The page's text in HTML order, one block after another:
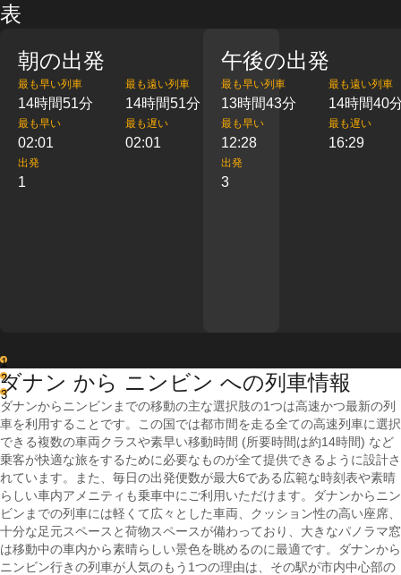
表
朝の出発
最も早い列車
14時間51分
最も遠い列車
14時間51分
最も早い
02:01
最も遅い
02:01
出発
1
午後の出発
最も早い列車
13時間43分
最も遠い列車
14時間40
最も早い
12:28
最も遅い
16:29
出発
3
1
2
3
ダナン から ニンビン への列車情報
ダナンからニンビンまでの移動の主な選択肢の1つは高速かつ最新の列
車を利用することです。この国では都市間を走る全ての高速列車に選択
できる複数の車両クラスや素早い移動時間 (所要時間は約14時間) など
乗客が快適な旅をするために必要なものが全て提供できるように設計さ
れています。また、毎日の出発便数が最大6である広範な時刻表や素晴
らしい車内アメニティも乗車中にご利用いただけます。ダナンからニン
ビンまでの列車には軽くて広々とした車両、クッション性の高い座席、
十分な足元スペースと荷物スペースが備わっており、大きなパノラマ窓
は移動中の車内から素晴らしい景色を眺めるのに最適です。ダナンから
ニンビン行きの列車が人気のもう1つの理由は、その駅が市内中心部の